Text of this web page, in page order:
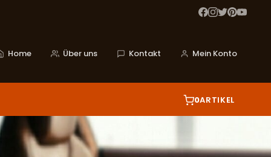
Home Über uns Kontakt Mein Konto
0ARTIKEL